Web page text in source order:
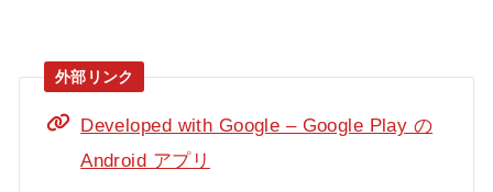
Developed with Google – Google Play の
Android アプリ